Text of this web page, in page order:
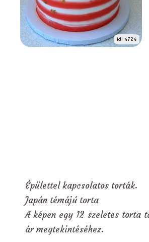
id: 4724
Épülettel kapcsolatos torták.
Japán témájú torta
A képen egy 12 szeletes torta
ár megtekintéséhez.